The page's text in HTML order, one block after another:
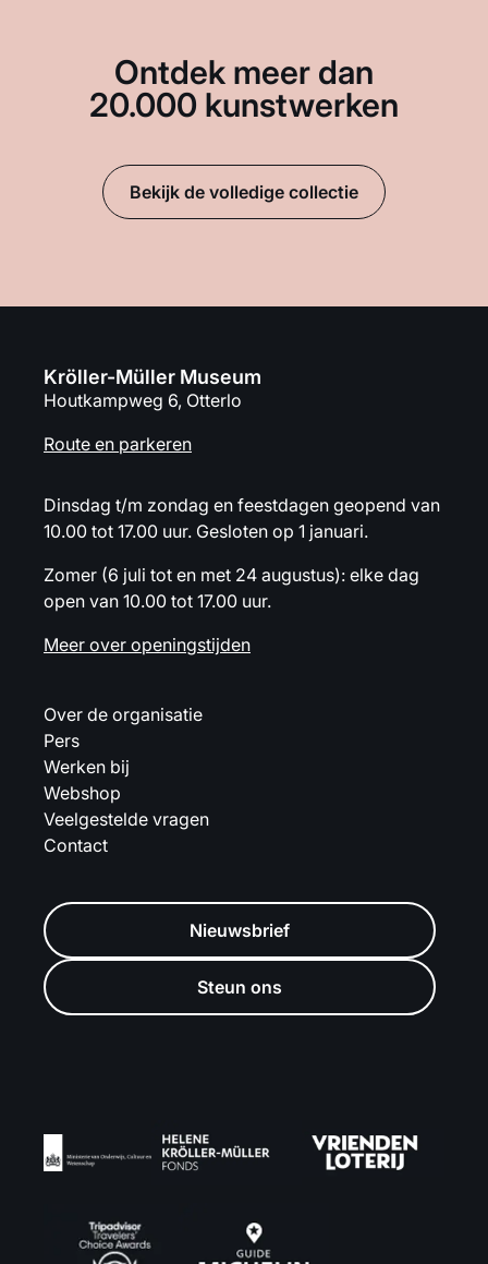
Ontdek meer dan
20.000 kunstwerken
Bekijk de volledige collectie
Kröller-Müller Museum
Houtkampweg 6, Otterlo
Route en parkeren
Dinsdag t/m zondag en feestdagen geopend van
10.00 tot 17.00 uur. Gesloten op 1 januari.
Zomer (6 juli tot en met 24 augustus): elke dag
open van 10.00 tot 17.00 uur.
Meer over openingstijden
Over de organisatie
Pers
Werken bij
Webshop
Veelgestelde vragen
Contact
Nieuwsbrief
Steun ons